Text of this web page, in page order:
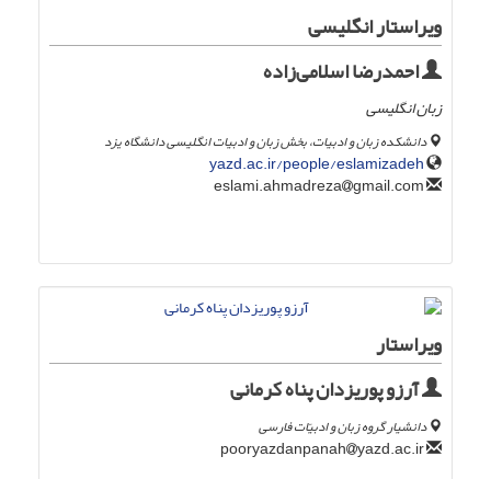
ویراستار انگلیسی
احمدرضا اسلامی‌زاده
زبان انگلیسی
دانشکده زبان‌ و ادبیات، بخش زبان و ادبیات انگلیسی دانشگاه یزد
yazd.ac.ir/people/eslamizadeh
gmail.com
ویراستار
آرزو پوریزدان پناه کرمانی
دانشیار گروه زبان و ادبیّات فارسی
yazd.ac.ir